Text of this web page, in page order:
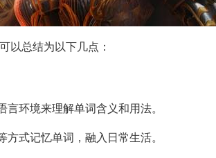
以总结为以下几点：
环境来理解单词含义和用法。
式记忆单词，融入日常生活。